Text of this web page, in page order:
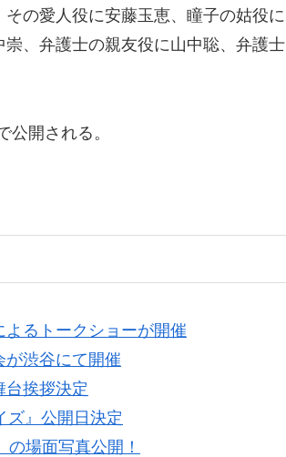
の愛人役に安藤玉恵、瞳子の姑役に
、弁護士の親友役に山中聡、弁護士
開される。
よるトークショーが開催
が渋谷にて開催
台挨拶決定
ズ』公開日決定
場面写真公開！